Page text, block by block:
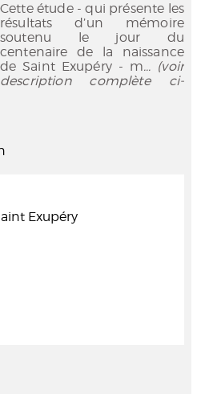
Cette étude - qui présente les
résultats d’un mémoire
soutenu le jour du
centenaire de la naissance
de Saint Exupéry - m... (voir
description complète ci-
Exupéry